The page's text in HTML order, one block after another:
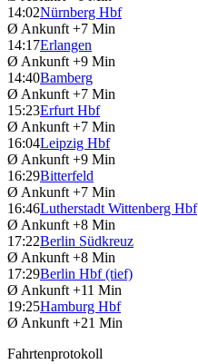
14:02Nürnberg Hbf
Ø Ankunft +7 Min
14:17Erlangen
Ø Ankunft +9 Min
14:40Bamberg
Ø Ankunft +7 Min
15:23Erfurt Hbf
Ø Ankunft +7 Min
16:04Leipzig Hbf
Ø Ankunft +9 Min
16:29Bitterfeld
Ø Ankunft +7 Min
16:46Lutherstadt Wittenberg Hbf
Ø Ankunft +8 Min
17:22Berlin Südkreuz
Ø Ankunft +8 Min
17:29Berlin Hbf (tief)
Ø Ankunft +11 Min
19:25Hamburg Hbf
Ø Ankunft +21 Min
Fahrtenprotokoll